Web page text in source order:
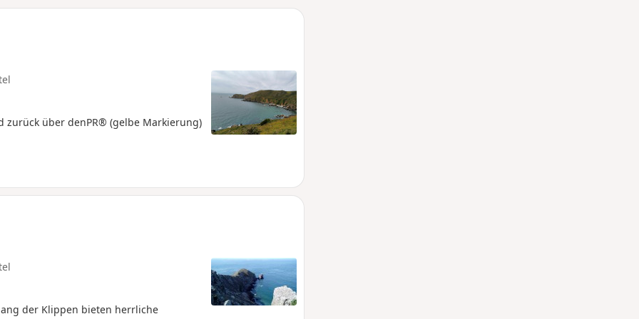
zurück über denPR® (gelbe Markierung)
der Klippen bieten herrliche